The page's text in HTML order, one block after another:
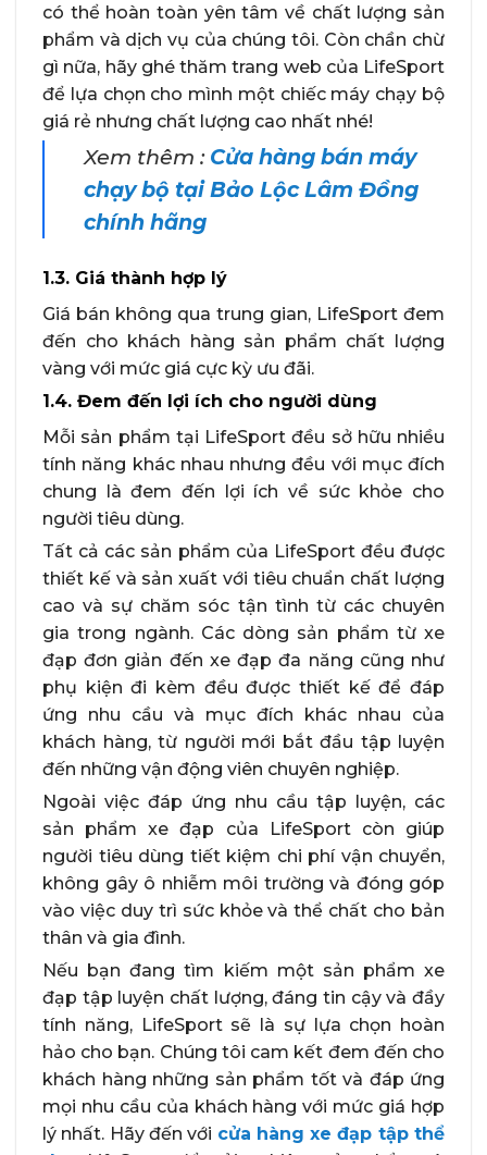
có thể hoàn toàn yên tâm về chất lượng sản
phẩm và dịch vụ của chúng tôi. Còn chần chừ
gì nữa, hãy ghé thăm trang web của LifeSport
để lựa chọn cho mình một chiếc máy chạy bộ
giá rẻ nhưng chất lượng cao nhất nhé!
Xem thêm : Cửa hàng bán máy
chạy bộ tại Bảo Lộc Lâm Đồng
chính hãng
1.3. Giá thành hợp lý
Giá bán không qua trung gian, LifeSport đem
đến cho khách hàng sản phẩm chất lượng
vàng với mức giá cực kỳ ưu đãi.
1.4. Đem đến lợi ích cho người dùng
Mỗi sản phẩm tại LifeSport đều sở hữu nhiều
tính năng khác nhau nhưng đều với mục đích
chung là đem đến lợi ích về sức khỏe cho
người tiêu dùng.
Tất cả các sản phẩm của LifeSport đều được
thiết kế và sản xuất với tiêu chuẩn chất lượng
cao và sự chăm sóc tận tình từ các chuyên
gia trong ngành. Các dòng sản phẩm từ xe
đạp đơn giản đến xe đạp đa năng cũng như
phụ kiện đi kèm đều được thiết kế để đáp
ứng nhu cầu và mục đích khác nhau của
khách hàng, từ người mới bắt đầu tập luyện
đến những vận động viên chuyên nghiệp.
Ngoài việc đáp ứng nhu cầu tập luyện, các
sản phẩm xe đạp của LifeSport còn giúp
người tiêu dùng tiết kiệm chi phí vận chuyển,
không gây ô nhiễm môi trường và đóng góp
vào việc duy trì sức khỏe và thể chất cho bản
thân và gia đình.
Nếu bạn đang tìm kiếm một sản phẩm xe
đạp tập luyện chất lượng, đáng tin cậy và đầy
tính năng, LifeSport sẽ là sự lựa chọn hoàn
hảo cho bạn. Chúng tôi cam kết đem đến cho
khách hàng những sản phẩm tốt và đáp ứng
mọi nhu cầu của khách hàng với mức giá hợp
lý nhất. Hãy đến với cửa hàng xe đạp tập thể